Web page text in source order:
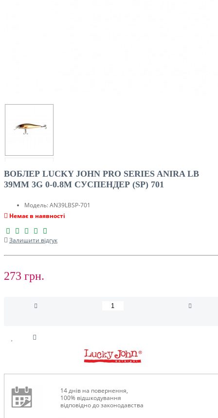
ВОБЛЕР LUCKY JOHN PRO SERIES ANIRA LB
39MM 3G 0-0.8M CУСПЕНДЕР (SP) 701
Модель:AN39LBSP-701
Немає в наявності
Залишити відгук
273 грн.
14 днів на повернення,
100% відшкодування
відповідно до законодавства